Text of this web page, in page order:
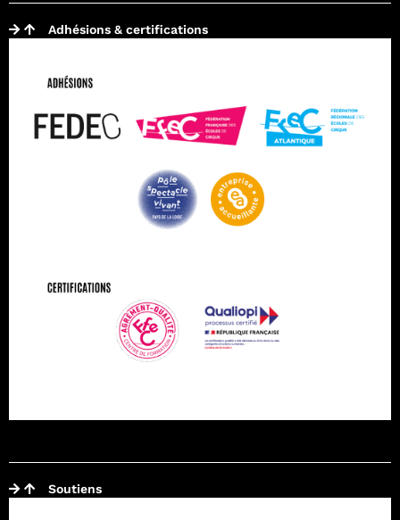
Adhésions & certifications
Soutiens